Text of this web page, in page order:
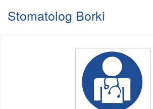
Stomatolog Borki